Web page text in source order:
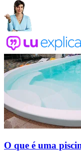
O que é uma